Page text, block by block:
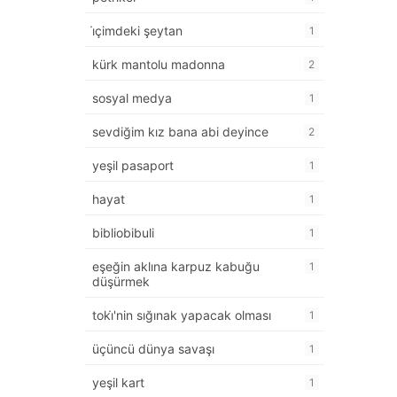
i̇çimdeki şeytan 1
kürk mantolu madonna 2
sosyal medya 1
sevdiğim kız bana abi deyince 2
yeşil pasaport 1
hayat 1
bibliobibuli 1
eşeğin aklına karpuz kabuğu
düşürmek
1
toki̇'nin sığınak yapacak olması 1
üçüncü dünya savaşı 1
yeşil kart 1